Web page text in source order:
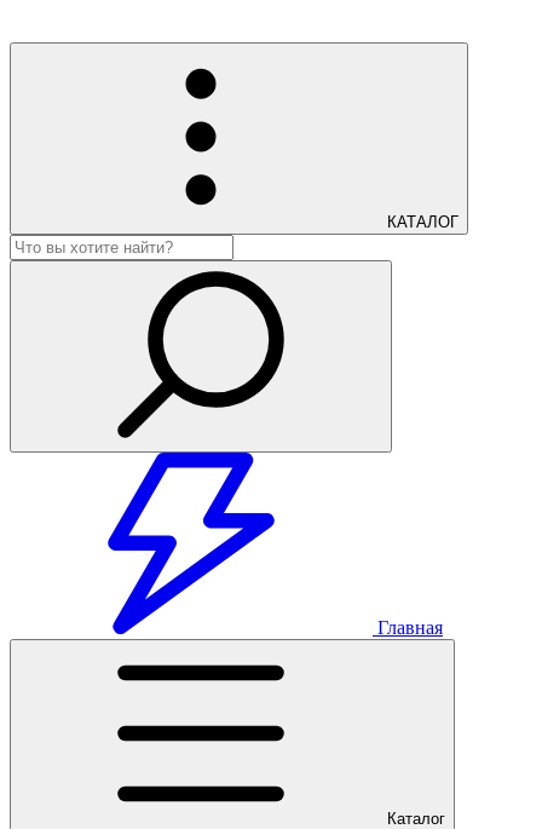
КАТАЛОГ
Главная
Каталог